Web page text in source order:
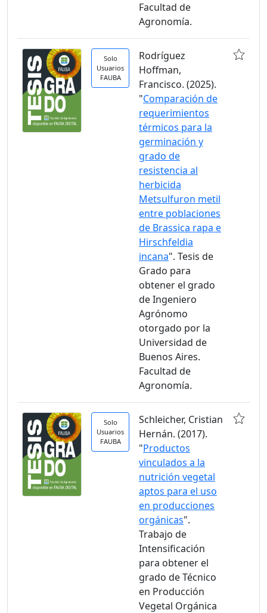
Facultad de
Agronomía.
Solo
Usuarios
FAUBA
Rodríguez
Hoffman,
Francisco. (2025).
"Comparación de
requerimientos
térmicos para la
germinación y
grado de
resistencia al
herbicida
Metsulfuron metil
entre poblaciones
de Brassica rapa e
Hirschfeldia
incana". Tesis de
Grado para
obtener el grado
de Ingeniero
Agrónomo
otorgado por la
Universidad de
Buenos Aires.
Facultad de
Agronomía.
Solo
Usuarios
FAUBA
Schleicher, Cristian
Hernán. (2017).
"Productos
vinculados a la
nutrición vegetal
aptos para el uso
en producciones
orgánicas".
Trabajo de
Intensificación
para obtener el
grado de Técnico
en Producción
Vegetal Orgánica